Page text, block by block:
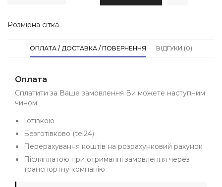
Розмірна сітка
ОПЛАТА / ДОСТАВКА / ПОВЕРНЕННЯ ВІДГУКИ (0)
Оплата
Сплатити за Ваше замовлення Ви можете наступним
чином:
Готівкою
Безготівково (tel24)
Перерахування коштів на розрахунковий рахунок
Післяплатою при отриманні замовлення через
транспортну компанію